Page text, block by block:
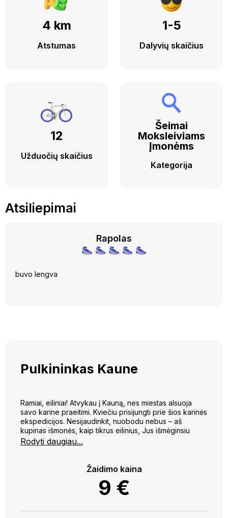
4 km
Atstumas
1-5
Dalyvių skaičius
12
Užduočių skaičius
Šeimai
Moksleiviams
Įmonėms
Kategorija
Atsiliepimai
Rapolas
buvo lengva
Pulkininkas Kaune
Ramiai, eiliniai! Atvykau į Kauną, nes miestas alsuoja
savo karine praeitimi. Kviečiu prisijungti prie šios karinės
ekspedicijos. Nesijaudinkit, nuobodu nebus – aš
kupinas išmonės, kaip tikrus eilinius, Jus išmėginsiu
įvairiomis užduotimis. Žygiuosime nuo Karo muziejaus,
užsuksim į Laisvės alėją, atiduosim pagarbą prie
išsiskirsime Ramybės parke.
Rodyti daugiau...
Žaidimo kaina
9 €